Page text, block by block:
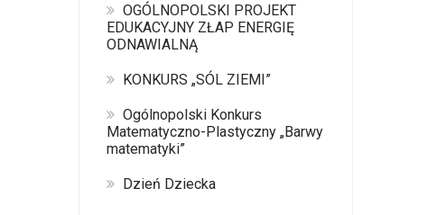
OGÓLNOPOLSKI PROJEKT
EDUKACYJNY ZŁAP ENERGIĘ
ODNAWIALNĄ
KONKURS „SÓL ZIEMI”
Ogólnopolski Konkurs
Matematyczno-Plastyczny „Barwy
matematyki”
Dzień Dziecka